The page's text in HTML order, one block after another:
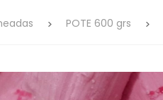
POTE 600 grs